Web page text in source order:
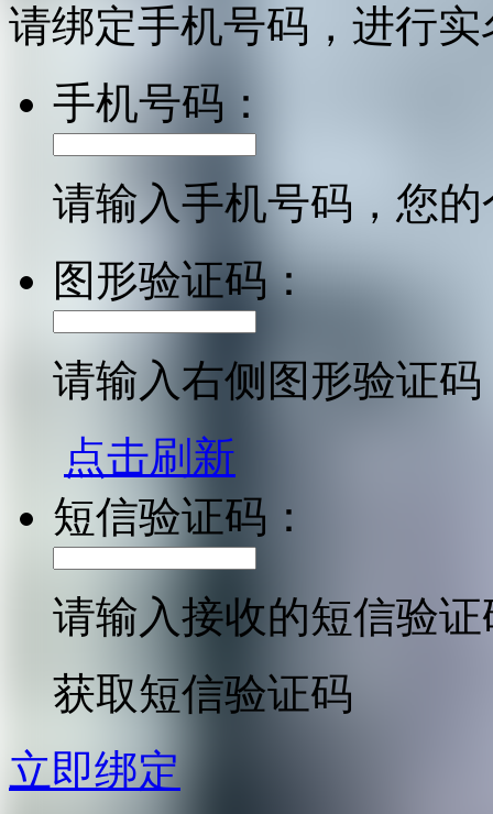
请绑定手机号码，进行
手机号码：
请输入手机号码，您
图形验证码：
请输入右侧图形验证码
点击刷新
短信验证码：
请输入接收的短信验证
获取短信验证码
立即绑定